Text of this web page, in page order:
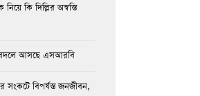
নিয়ে কি দিল্লির অস্বস্তি
বদলে আসছে এসআরবি
সংকটে বিপর্যস্ত জনজীবন,